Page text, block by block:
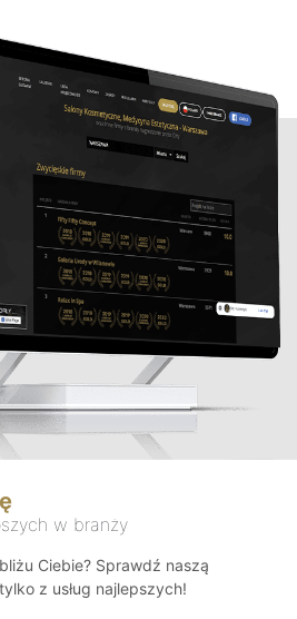
w branży
Ciebie? Sprawdź naszą
z usług najlepszych!